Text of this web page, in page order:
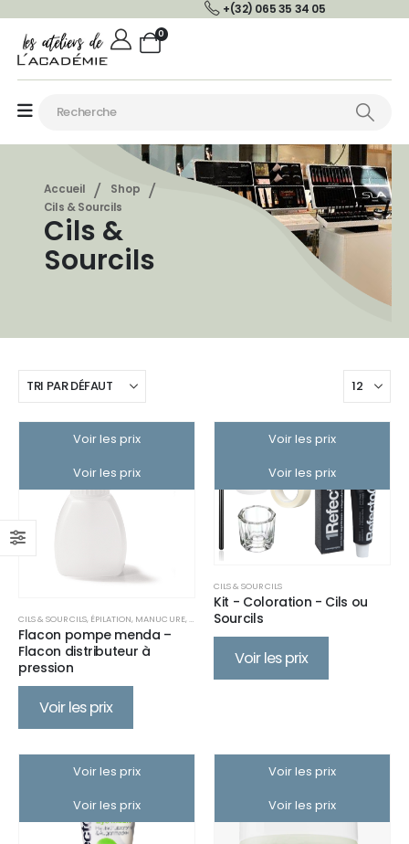
+(32) 065 35 34 05
0
Accueil
Shop
Cils & Sourcils
Cils &
Sourcils
Voir les prix
Voir les prix
CILS & SOURCILS, ÉPILATION, MANUCURE,MAQUILLAGE,MATÉRIEL
Flacon pompe menda –
Flacon distributeur à
pression
Voir les prix
Voir les prix
Voir les prix
CILS & SOURCILS
Kit - Coloration - Cils ou
Sourcils
Voir les prix
Voir les prix
Voir les prix
Voir les prix
Voir les prix